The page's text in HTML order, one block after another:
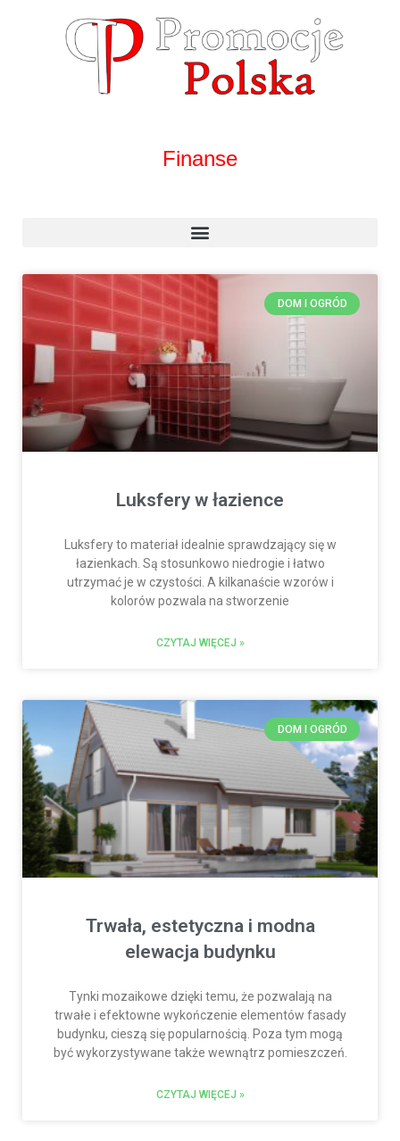
Finanse
DOM I OGRÓD
Luksfery w łazience
Luksfery to materiał idealnie sprawdzający się w
łazienkach. Są stosunkowo niedrogie i łatwo
utrzymać je w czystości. A kilkanaście wzorów i
kolorów pozwala na stworzenie
CZYTAJ WIĘCEJ »
DOM I OGRÓD
Trwała, estetyczna i modna
elewacja budynku
Tynki mozaikowe dzięki temu, że pozwalają na
trwałe i efektowne wykończenie elementów fasady
budynku, cieszą się popularnością. Poza tym mogą
być wykorzystywane także wewnątrz pomieszczeń.
CZYTAJ WIĘCEJ »